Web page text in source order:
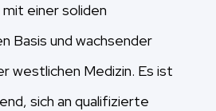
mit einer soliden
Basis und wachsender
westlichen Medizin. Es ist
sich an qualifizierte